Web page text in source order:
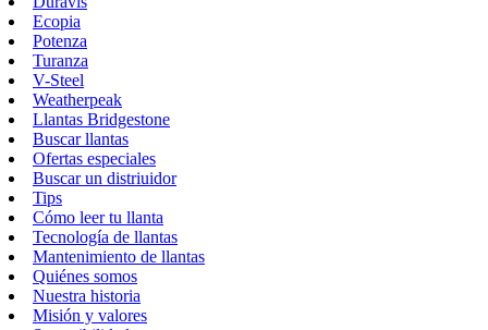
Ecopia
Potenza
Turanza
V-Steel
Weatherpeak
Llantas Bridgestone
Buscar llantas
Ofertas especiales
Buscar un distriuidor
Tips
Cómo leer tu llanta
Tecnología de llantas
Mantenimiento de llantas
Quiénes somos
Nuestra historia
Misión y valores